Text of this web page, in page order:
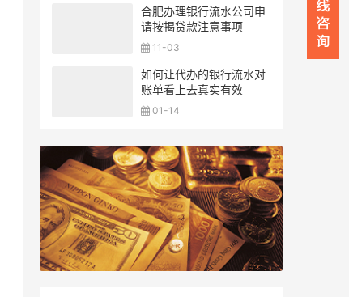
合肥办理银行流水公司申
请按揭贷款注意事项
11-03
如何让代办的银行流水对
账单看上去真实有效
01-14